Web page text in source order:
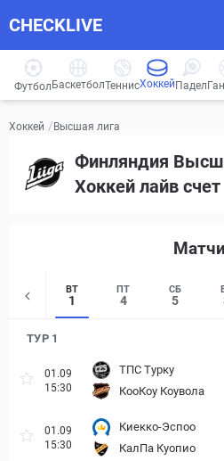
CHECKLIVE
Футбол БаскетболТеннисХоккей Падел
Хоккей /Высшая лига
Финляндия
Хоккей лайв счет
Матчи
ВТ
1
ПТ
4
СБ
5
ТУР 1
01.09
15:30
ТПС Турку
КооКоу Коувола
01.09
15:30
Киекко-Эспоо
КалПа Куопио